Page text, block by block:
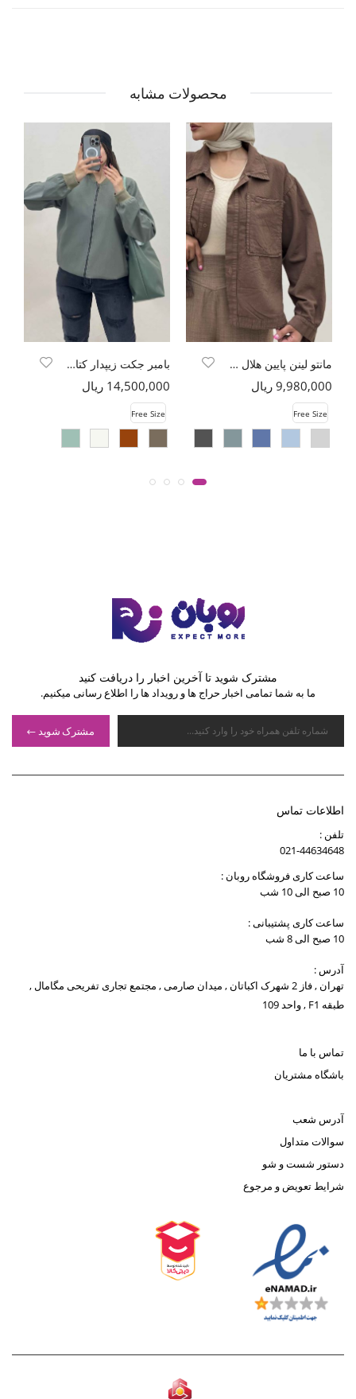
محصولات مشابه
مانتو لینن پایین هلال دو جیب TR
9,980,000 ریال
Free Size
بامبر جکت زیپدار کتان کاپرا
14,500,000 ریال
Free Size
مشترک شوید تا آخرین اخبار را دریافت کنید
ما به شما تمامی اخبار حراج ها و رویداد ها را اطلاع رسانی میکنیم.
مشترک شوید
اطلاعات تماس
تلفن :
021-44634648
ساعت کاری فروشگاه روبان :
10 صبح الی 10 شب
ساعت کاری پشتیبانی :
10 صبح الی 8 شب
آدرس :
تهران , فاز 2 شهرک اکباتان , میدان صارمی , مجتمع تجاری تفریحی مگامال ,
طبقه F1 , واحد 109
تماس با ما
باشگاه مشتریان
آدرس شعب
سوالات متداول
دستور شست و شو
شرایط تعویض و مرجوع